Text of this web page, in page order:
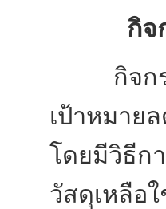
กิจ
กิจกรรม
เป้าหมาย
โดยมีวิธีก
วัสดุเหลือ